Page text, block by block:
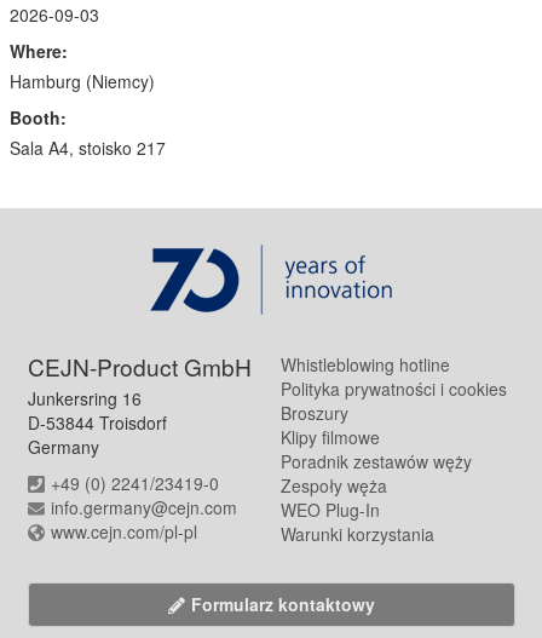
2026-09-03
Where:
Hamburg (Niemcy)
Booth:
Sala A4, stoisko 217
CEJN-Product GmbH
Junkersring 16
D-53844 Troisdorf
Germany
+49 (0) 2241/23419-0
info.germany@cejn.com
www.cejn.com/pl-pl
Whistleblowing hotline
Polityka prywatności i cookies
Broszury
Klipy filmowe
Poradnik zestawów węży
Zespoły węża
WEO Plug-In
Warunki korzystania
Formularz kontaktowy